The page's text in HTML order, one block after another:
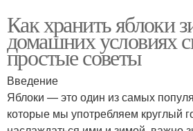
Как хранить яблоки
домашних условиях
простые советы
Введение
Яблоки — это один из самых
которые мы употребляем круглый